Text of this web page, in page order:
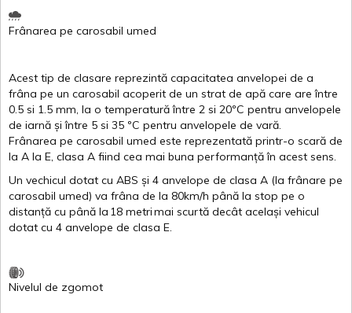
Frânarea pe carosabil umed
Acest tip de clasare reprezintă capacitatea anvelopei de a
frâna pe un carosabil acoperit de un strat de apă care areîntre
0.5 si 1.5 mm, la o temperatură între 2 si 20ºC pentru anvelopele
de iarnă și între 5 si 35 ºC pentru anvelopele de vară.
Frânarea pe carosabil umed este reprezentată printr-o scară de
la A la E, clasa A fiind cea mai buna performanță în acest sens.
Un vechicul dotat cu ABS și 4 anvelope de clasa A (la frânare pe
carosabil umed) va frâna de la 80km/h până la stop pe o
distanță cu până la 18 metrimai scurtă decât același vehicul
dotat cu 4 anvelope de clasa E.
Nivelul de zgomot